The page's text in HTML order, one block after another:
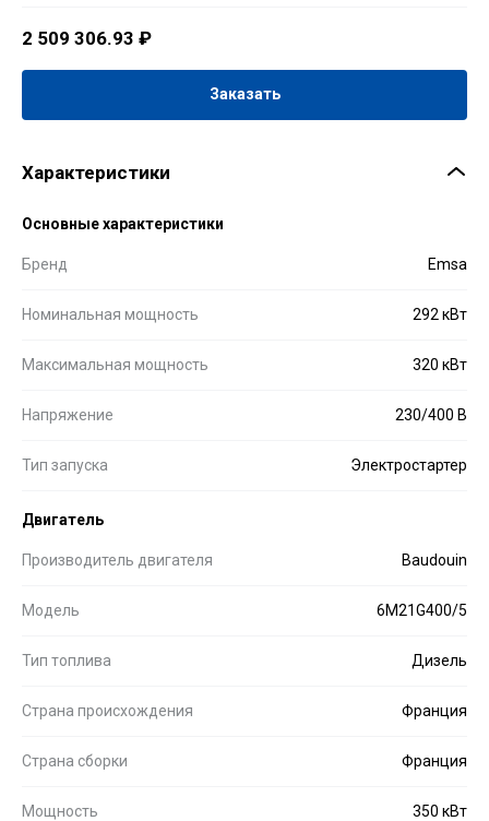
2 509 306.93 ₽
Заказать
Характеристики
Основные характеристики
Бренд Emsa
Номинальная мощность 292 кВт
Максимальная мощность 320 кВт
Напряжение 230/400 В
Тип запуска Электростартер
Двигатель
Производитель двигателя Baudouin
Модель 6M21G400/5
Тип топлива Дизель
Страна происхождения Франция
Страна сборки Франция
Мощность 350 кВт